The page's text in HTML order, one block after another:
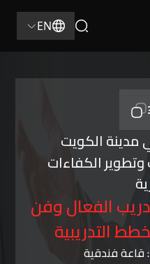
EN
مدينة الكويت
وتطوير الكفاءات
الفعال وفن
التدريبية
قاعة فندقية